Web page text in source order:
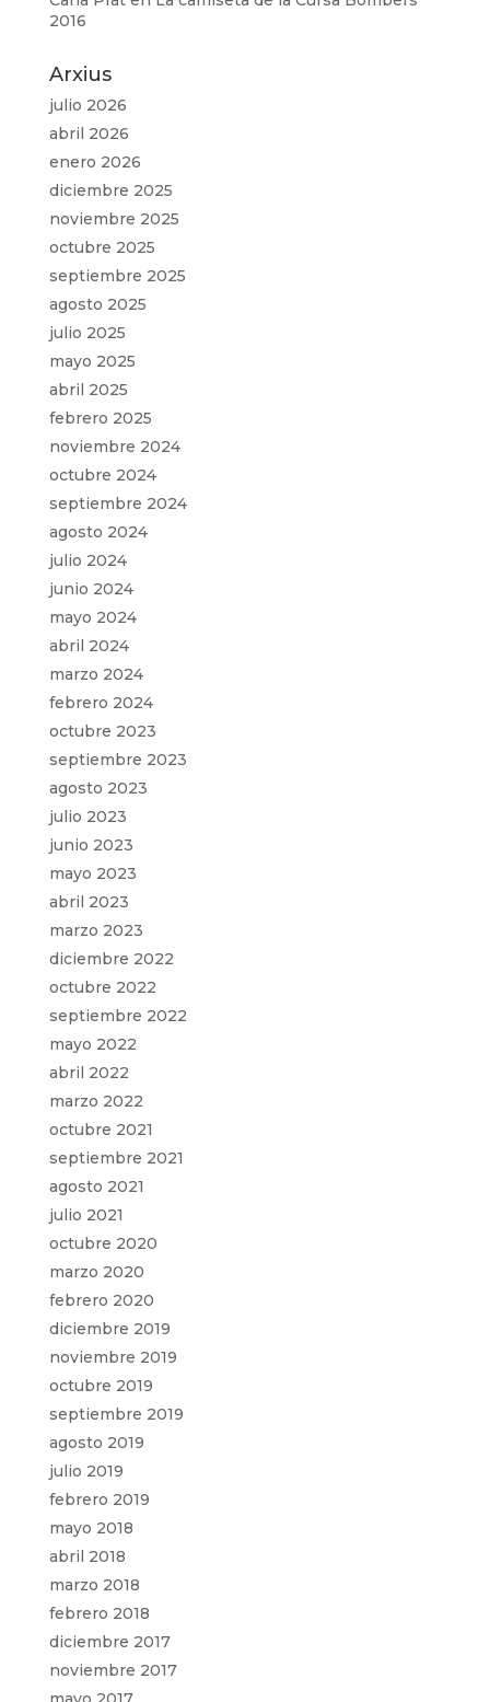
2016
Arxius
julio 2026
abril 2026
enero 2026
diciembre 2025
noviembre 2025
octubre 2025
septiembre 2025
agosto 2025
julio 2025
mayo 2025
abril 2025
febrero 2025
noviembre 2024
octubre 2024
septiembre 2024
agosto 2024
julio 2024
junio 2024
mayo 2024
abril 2024
marzo 2024
febrero 2024
octubre 2023
septiembre 2023
agosto 2023
julio 2023
junio 2023
mayo 2023
abril 2023
marzo 2023
diciembre 2022
octubre 2022
septiembre 2022
mayo 2022
abril 2022
marzo 2022
octubre 2021
septiembre 2021
agosto 2021
julio 2021
octubre 2020
marzo 2020
febrero 2020
diciembre 2019
noviembre 2019
octubre 2019
septiembre 2019
agosto 2019
julio 2019
febrero 2019
mayo 2018
abril 2018
marzo 2018
febrero 2018
diciembre 2017
noviembre 2017